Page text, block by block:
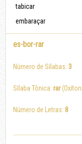
tabicar
embaraçar
es-bor-rar
Número de Sílabas:3
Sílaba Tônica:rar
Número de Letras:8